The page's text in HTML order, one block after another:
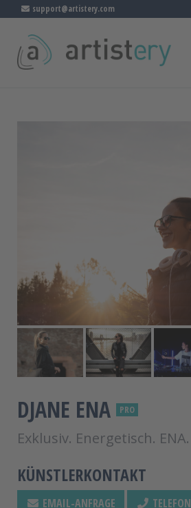
support@artistery.com
DJANE ENA PRO
Exklusiv. Energetisch. ENA.
KÜNSTLERKONTAKT
EMAIL-ANFRAGE TELEFON